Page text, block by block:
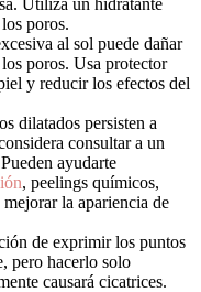
poros.
al sol puede dañar
poros. Usa protector
y reducir los efectos del
dilatados persisten a
consultar a un
ayudarte
, peelings químicos,
la apariencia de
de exprimir los puntos
pero hacerlo solo
causará cicatrices.